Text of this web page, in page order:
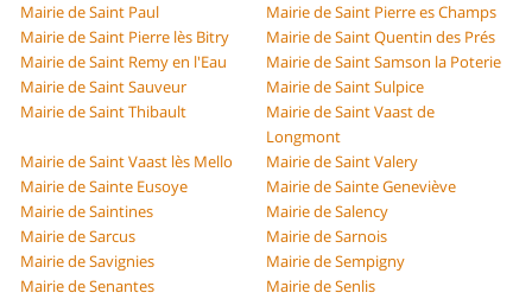
Mairie de Saint Paul
Mairie de Saint Pierre es Champs
Mairie de Saint Pierre lès Bitry
Mairie de Saint Quentin des Prés
Mairie de Saint Remy en l'Eau
Mairie de Saint Samson la Poterie
Mairie de Saint Sauveur
Mairie de Saint Sulpice
Mairie de Saint Thibault
Mairie de Saint Vaast de
Longmont
Mairie de Saint Vaast lès Mello
Mairie de Saint Valery
Mairie de Sainte Eusoye
Mairie de Sainte Geneviève
Mairie de Saintines
Mairie de Salency
Mairie de Sarcus
Mairie de Sarnois
Mairie de Savignies
Mairie de Sempigny
Mairie de Senantes
Mairie de Senlis